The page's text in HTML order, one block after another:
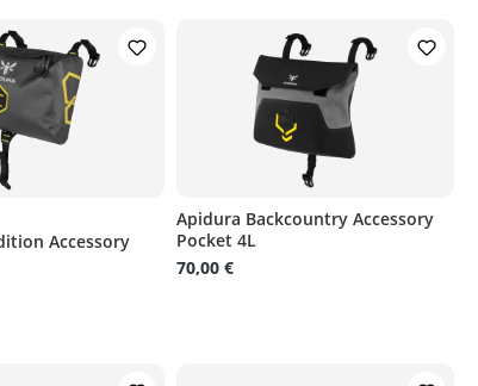
Bewertung von 4.6 von 5 Sternen
Accessory
Apidura Backcountry Accessory
Pocket 4L
70,00 €